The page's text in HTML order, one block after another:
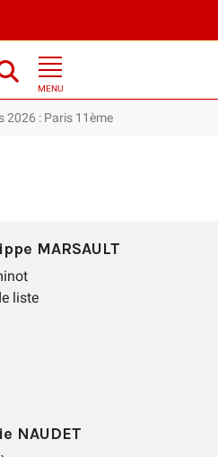
MENU
2026 : Paris 11ème
MARSAULT
liste
NAUDET